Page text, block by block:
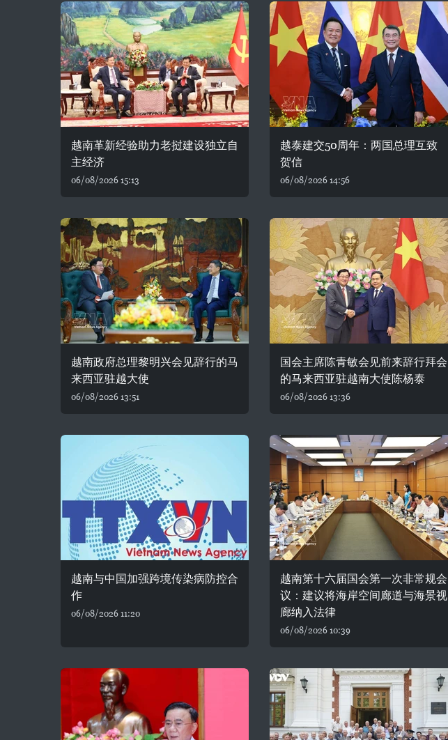
越南革新经验助力老挝建设独立自
主经济
06/08/2026 15:13
越泰建交50周年：两国总理互致
贺信
06/08/2026 14:56
越南政府总理黎明兴会见辞行的马
来西亚驻越大使
06/08/2026 13:51
国会主席陈青敏会见前来辞行拜会
的马来西亚驻越南大使陈杨泰
06/08/2026 13:36
越南与中国加强跨境传染病防控合
作
06/08/2026 11:20
越南第十六届国会第一次非常规会
议：建议将海岸空间廊道与海景视
廊纳入法律
06/08/2026 10:39